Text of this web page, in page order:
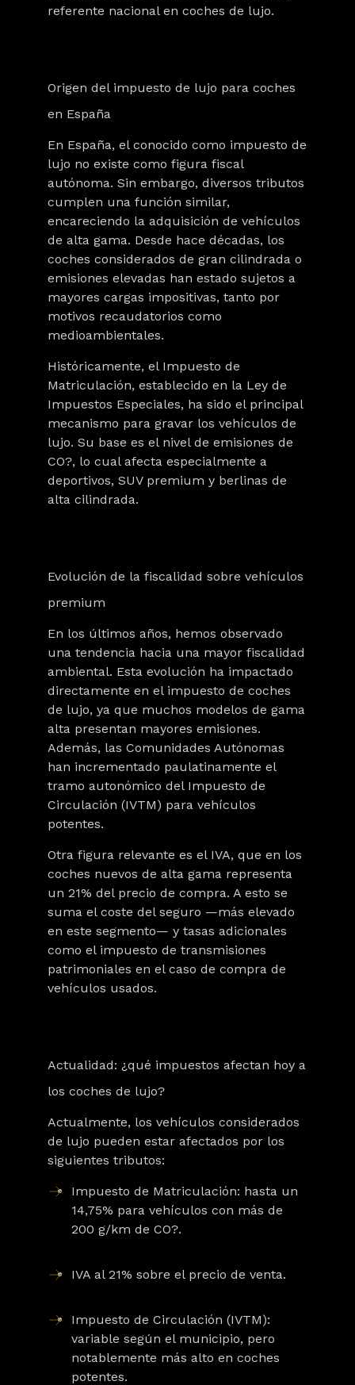
referente nacional en coches de lujo.
Origen del impuesto de lujo para coches
en España
En España, el conocido como impuesto de
lujo no existe como figura fiscal
autónoma. Sin embargo, diversos tributos
cumplen una función similar,
encareciendo la adquisición de vehículos
de alta gama. Desde hace décadas, los
coches considerados de gran cilindrada o
emisiones elevadas han estado sujetos a
mayores cargas impositivas, tanto por
motivos recaudatorios como
medioambientales.
Históricamente, el Impuesto de
Matriculación, establecido en la Ley de
Impuestos Especiales, ha sido el principal
mecanismo para gravar los vehículos de
lujo. Su base es el nivel de emisiones de
CO?, lo cual afecta especialmente a
deportivos, SUV premium y berlinas de
alta cilindrada.
Evolución de la fiscalidad sobre vehículos
premium
En los últimos años, hemos observado
una tendencia hacia una mayor fiscalidad
ambiental. Esta evolución ha impactado
directamente en el impuesto de coches
de lujo, ya que muchos modelos de gama
alta presentan mayores emisiones.
Además, las Comunidades Autónomas
han incrementado paulatinamente el
tramo autonómico del Impuesto de
Circulación (IVTM) para vehículos
potentes.
Otra figura relevante es el IVA, que en los
coches nuevos de alta gama representa
un 21% del precio de compra. A esto se
suma el coste del seguro —más elevado
en este segmento— y tasas adicionales
como el impuesto de transmisiones
patrimoniales en el caso de compra de
vehículos usados.
Actualidad: ¿qué impuestos afectan hoy a
los coches de lujo?
Actualmente, los vehículos considerados
de lujo pueden estar afectados por los
siguientes tributos:
Impuesto de Matriculación: hasta un
14,75% para vehículos con más de
200 g/km de CO?.
IVA al 21% sobre el precio de venta.
Impuesto de Circulación (IVTM):
variable según el municipio, pero
notablemente más alto en coches
potentes.